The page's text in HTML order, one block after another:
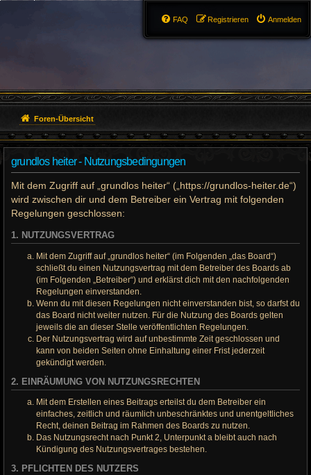
Anmelden
Registrieren
FAQ
Foren-Übersicht
grundlos heiter - Nutzungsbedingungen
Mit dem Zugriff auf „grundlos heiter“ („https://grundlos-heiter.de“)
wird zwischen dir und dem Betreiber ein Vertrag mit folgenden
Regelungen geschlossen:
1. NUTZUNGSVERTRAG
Mit dem Zugriff auf „grundlos heiter“ (im Folgenden „das Board“)
schließt du einen Nutzungsvertrag mit dem Betreiber des Boards ab
(im Folgenden „Betreiber“) und erklärst dich mit den nachfolgenden
Regelungen einverstanden.
Wenn du mit diesen Regelungen nicht einverstanden bist, so darfst du
das Board nicht weiter nutzen. Für die Nutzung des Boards gelten
jeweils die an dieser Stelle veröffentlichten Regelungen.
Der Nutzungsvertrag wird auf unbestimmte Zeit geschlossen und
kann von beiden Seiten ohne Einhaltung einer Frist jederzeit
gekündigt werden.
2. EINRÄUMUNG VON NUTZUNGSRECHTEN
Mit dem Erstellen eines Beitrags erteilst du dem Betreiber ein
einfaches, zeitlich und räumlich unbeschränktes und unentgeltliches
Recht, deinen Beitrag im Rahmen des Boards zu nutzen.
Das Nutzungsrecht nach Punkt 2, Unterpunkt a bleibt auch nach
Kündigung des Nutzungsvertrages bestehen.
3. PFLICHTEN DES NUTZERS